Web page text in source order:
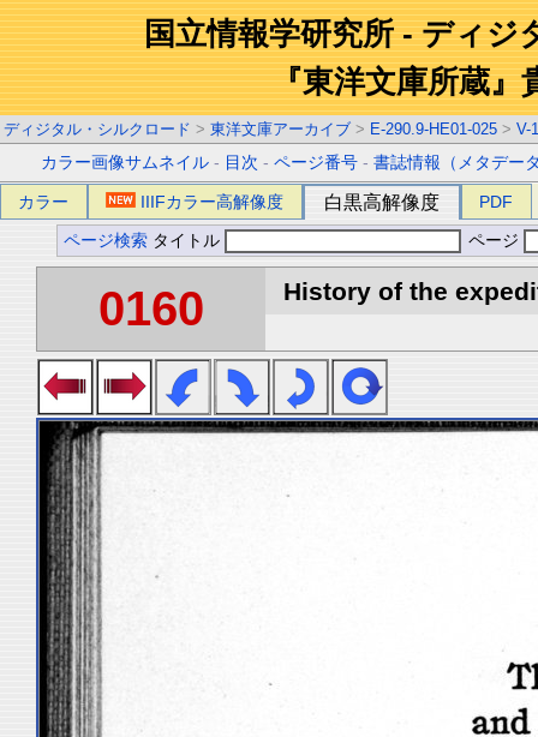
国立情報学研究所 - ディジ
『東洋文庫所蔵』
ディジタル・シルクロード > 東洋文庫アーカイブ > E-290.9-HE01-025 > V-1
カラー画像サムネイル - 目次 -ページ番号 -書誌情報（メタデー
カラー IIIFカラー高解像度 白黒高解像度 PDF
ページ検索 タイトル ページ
0160 History of the